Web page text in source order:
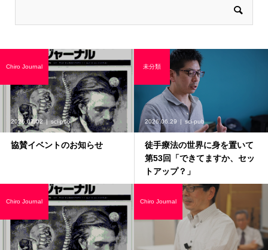
2026.07.02 sci-pub
協賛イベントのお知らせ
Chiro Journal
2026.06.29 sci-pub
徒手療法の世界に身を置いて
第53回「できてますか、セッ
トアップ？」
未分類
Chiro Journal Chiro Journal